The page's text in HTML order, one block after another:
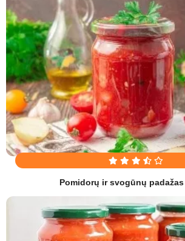
Pomidorų ir svogūnų padažas